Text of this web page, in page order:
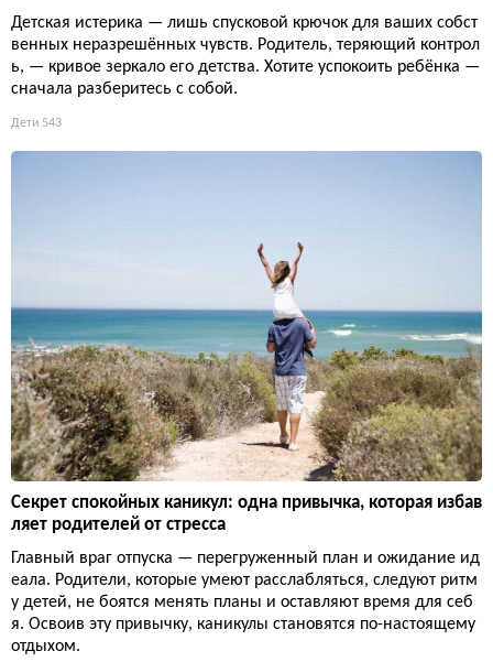
Детская истерика — лишь спусковой крючок для ваших собст
венных неразрешённых чувств. Родитель, теряющий контрол
ь, — кривое зеркало его детства. Хотите успокоить ребёнка —
сначала разберитесь с собой.
Дети 543
Секрет спокойных каникул: одна привычка, которая избав
ляет родителей от стресса
Главный враг отпуска — перегруженный план и ожидание ид
еала. Родители, которые умеют расслабляться, следуют ритм
у детей, не боятся менять планы и оставляют время для себ
я. Освоив эту привычку, каникулы становятся по-настоящему
отдыхом.